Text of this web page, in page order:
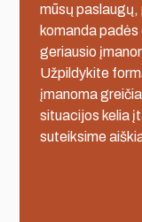
mūsų
komanda
geriausio
Užpildykite
įmanoma
situacijos kelia
suteiksime